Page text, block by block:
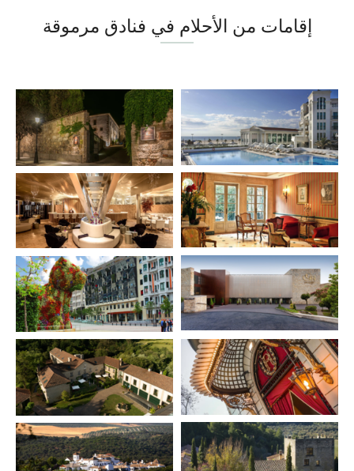
إقامات من الأحلام في فنادق مرموقة